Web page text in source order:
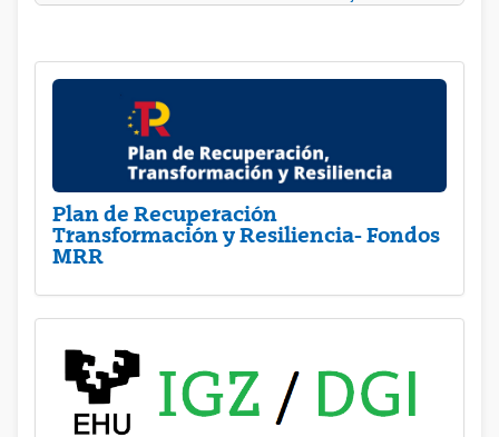
Plan de Recuperación
Transformación y Resiliencia- Fondos
MRR